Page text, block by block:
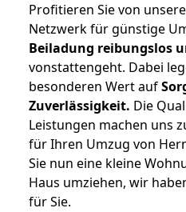
Profitieren Sie von
Netzwerk für günstige
Beiladung reibungslos
vonstattengeht. Dabei
besonderen Wert auf
Zuverlässigkeit. Die
Leistungen machen uns
für Ihren Umzug von
Sie nun eine kleine
Haus umziehen, wir
für Sie.